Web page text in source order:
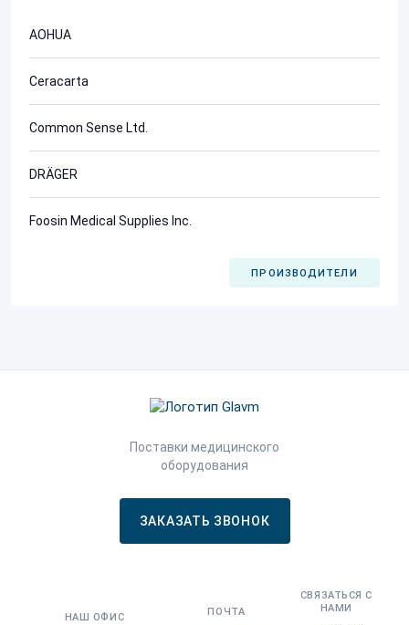
AOHUA
Ceracarta
Common Sense Ltd.
DRÄGER
Foosin Medical Supplies Inc.
ПРОИЗВОДИТЕЛИ
Поставки медицинского
оборудования
ЗАКАЗАТЬ ЗВОНОК
НАШ ОФИС ПОЧТА
СВЯЗАТЬСЯ С
НАМИ